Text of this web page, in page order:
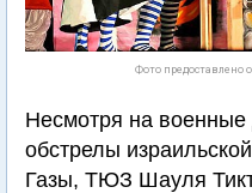
Фото предоставлено
Несмотря на
обстрелы
Газы, ТЮЗ Шауля